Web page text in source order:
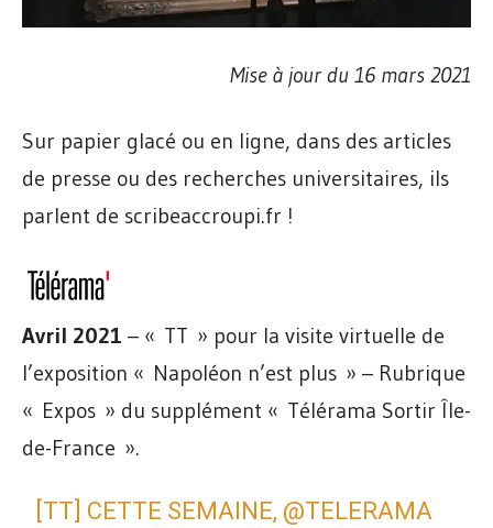
Mise à jour du 16 mars 2021
Sur papier glacé ou en ligne, dans des articles
de presse ou des recherches universitaires, ils
parlent de scribeaccroupi.fr !
Avril 2021 – « TT » pour la visite virtuelle de
l’exposition « Napoléon n’est plus » – Rubrique
« Expos » du supplément « Télérama Sortir Île-
de-France ».
[TT] CETTE SEMAINE, @TELERAMA